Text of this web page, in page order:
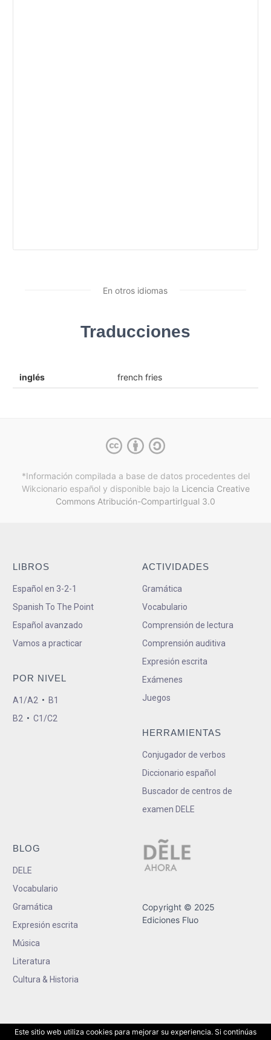
En otros idiomas
Traducciones
inglés french fries
*Información compilada a base de datos procedentes del
Wikcionario español y disponible bajo la Licencia Creative
Commons Atribución-CompartirIgual 3.0
LIBROS
Español en 3-2-1
Spanish To The Point
Español avanzado
Vamos a practicar
POR NIVEL
A1/A2 • B1
B2 • C1/C2
ACTIVIDADES
Gramática
Vocabulario
Comprensión de lectura
Comprensión auditiva
Expresión escrita
Exámenes
Juegos
HERRAMIENTAS
Conjugador de verbos
Diccionario español
Buscador de centros de
examen DELE
BLOG
DELE
Vocabulario
Gramática
Expresión escrita
Música
Literatura
Cultura & Historia
Copyright © 2025
Ediciones Fluo
Este sitio web utiliza cookies para mejorar su experiencia. Si continúas